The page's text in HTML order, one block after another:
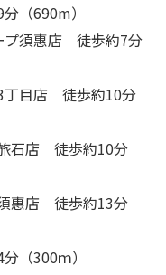
690m）
惠店 徒歩約7分
店 徒歩約10分
徒歩約10分
徒歩約13分
ｍ）